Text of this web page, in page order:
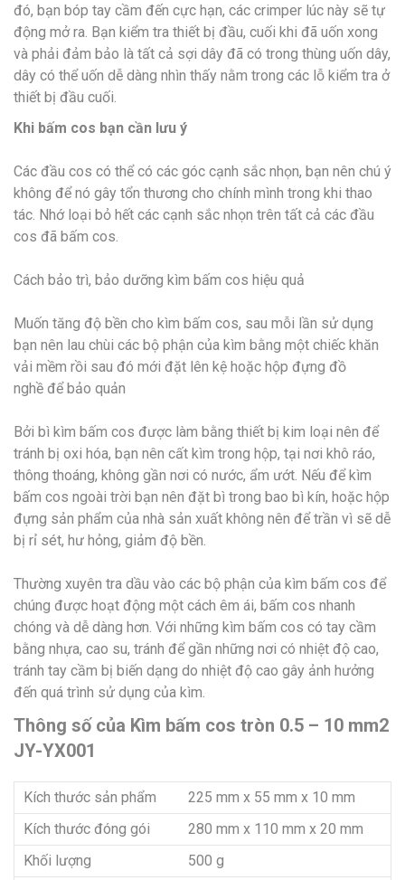
đó, bạn bóp tay cầm đến cực hạn, các crimper lúc này sẽ tự
động mở ra. Bạn kiểm tra thiết bị đầu, cuối khi đã uốn xong
và phải đảm bảo là tất cả sợi dây đã có trong thùng uốn dây,
dây có thể uốn dễ dàng nhìn thấy nằm trong các lỗ kiểm tra ở
thiết bị đầu cuối.
Khi bấm cos bạn cần lưu ý
Các đầu cos có thể có các góc cạnh sắc nhọn, bạn nên chú ý
không để nó gây tổn thương cho chính mình trong khi thao
tác. Nhớ loại bỏ hết các cạnh sắc nhọn trên tất cả các đầu
cos đã bấm cos.
Cách bảo trì, bảo dưỡng kìm bấm cos hiệu quả
Muốn tăng độ bền cho kìm bấm cos, sau mỗi lần sử dụng
bạn nên lau chùi các bộ phận của kìm bằng một chiếc khăn
vải mềm rồi sau đó mới đặt lên kệ hoặc hộp đựng đồ
nghề để bảo quản
Bởi bì kìm bấm cos được làm bằng thiết bị kim loại nên để
tránh bị oxi hóa, bạn nên cất kìm trong hộp, tại nơi khô ráo,
thông thoáng, không gần nơi có nước, ẩm ướt. Nếu để kìm
bấm cos ngoài trời bạn nên đặt bì trong bao bì kín, hoặc hộp
đựng sản phẩm của nhà sản xuất không nên để trần vì sẽ dễ
bị rỉ sét, hư hỏng, giảm độ bền.
Thường xuyên tra dầu vào các bộ phận của kìm bấm cos để
chúng được hoạt động một cách êm ái, bấm cos nhanh
chóng và dễ dàng hơn. Với những kìm bấm cos có tay cầm
bằng nhựa, cao su, tránh để gần những nơi có nhiệt độ cao,
tránh tay cầm bị biến dạng do nhiệt độ cao gây ảnh hưởng
đến quá trình sử dụng của kìm.
Thông số của Kìm bấm cos tròn 0.5 – 10 mm2
JY-YX001
Kích thước sản phẩm
225 mm x 55 mm x 10 mm
Kích thước đóng gói
280 mm x 110 mm x 20 mm
Khối lượng
500 g